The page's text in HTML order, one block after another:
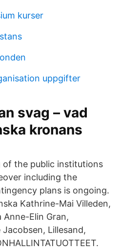
kurser
uppgifter
svag – vad
kronans
of the public institutions
including the
plans is ongoing.
Kathrine-Mai Villeden,
Anne-Elin Gran,
Lillesand,